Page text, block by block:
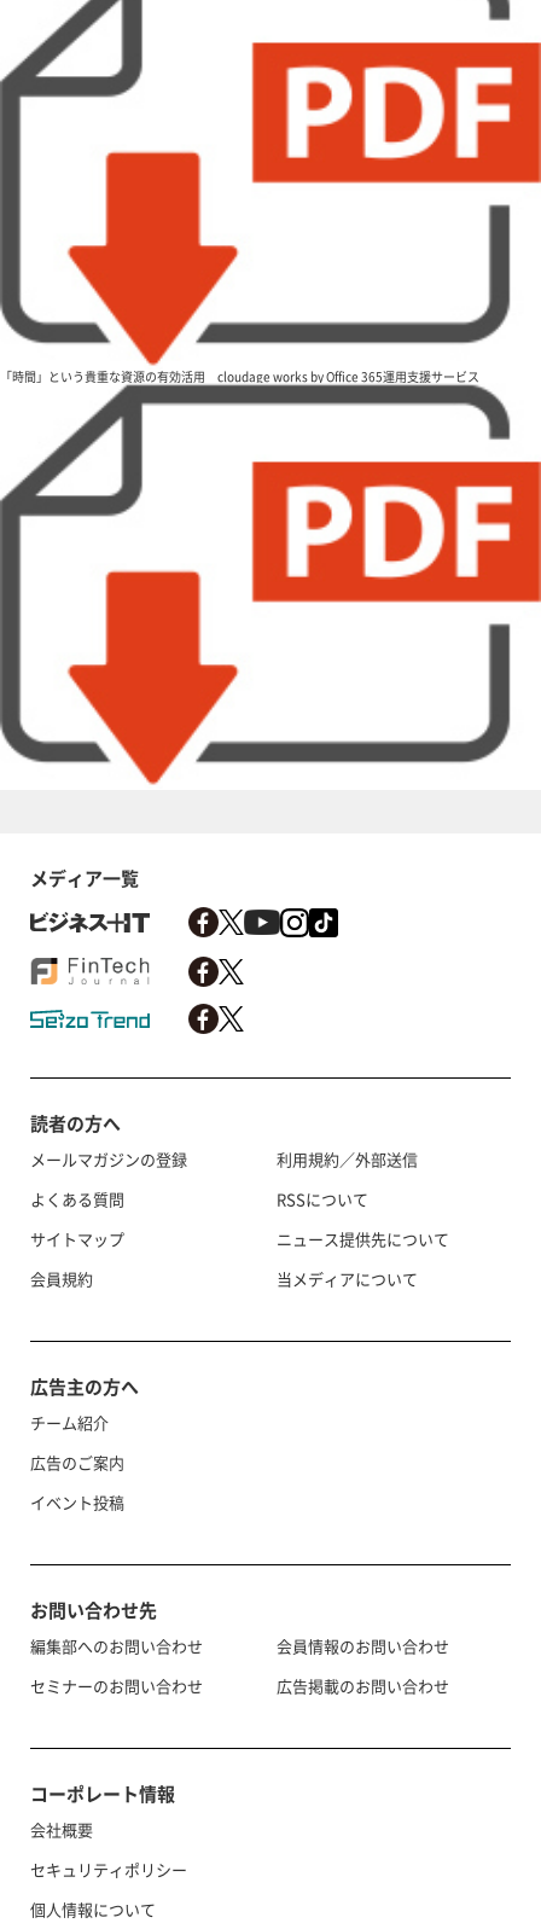
「時間」という貴重な資源の有効活用 cloudage works by Office 365運用支援サービス
メディア一覧
読者の方へ
メールマガジンの登録
よくある質問
サイトマップ
会員規約
利用規約／外部送信
RSSについて
ニュース提供先について
当メディアについて
広告主の方へ
チーム紹介
広告のご案内
イベント投稿
お問い合わせ先
編集部へのお問い合わせ
セミナーのお問い合わせ
会員情報のお問い合わせ
広告掲載のお問い合わせ
コーポレート情報
会社概要
セキュリティポリシー
個人情報について